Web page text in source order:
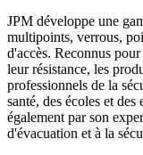
JPM développe une
multipoints, verrous,
d'accès. Reconnus
leur résistance, les
professionnels de la
santé, des écoles et
également par son
d'évacuation et à la